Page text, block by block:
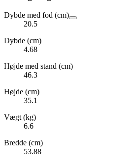
Dybde med fod (cm)
20.5
Dybde (cm)
4.68
Højde med stand (cm)
46.3
Højde (cm)
35.1
Vægt (kg)
6.6
Bredde (cm)
53.88